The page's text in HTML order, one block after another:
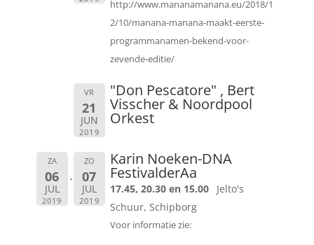
http://www.mananamanana.eu/2018/1
2/10/manana-manana-maakt-eerste-
programmanamen-bekend-voor-
zevende-editie/
VR
21
JUN
2019
"Don Pescatore" , Bert
Visscher & Noordpool
Orkest
ZA
06
JUL
2019
ZO
07
JUL
2019
Karin Noeken-DNA
FestivalderAa
17.45, 20.30 en 15.00
Jelto's
Schuur, Schipborg
Voor informatie zie: